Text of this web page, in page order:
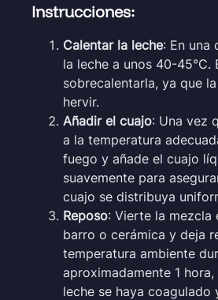
Instrucciones:
Calentar la leche: En una
la leche a unos 40-45°C.
sobrecalentarla, ya que
hervir.
Añadir el cuajo: Una vez
a la temperatura
fuego y añade el cuajo
suavemente para
cuajo se distribuya
Reposo: Vierte la mezcla
barro o cerámica y deja
temperatura ambiente
aproximadamente 1
leche se haya coagulado